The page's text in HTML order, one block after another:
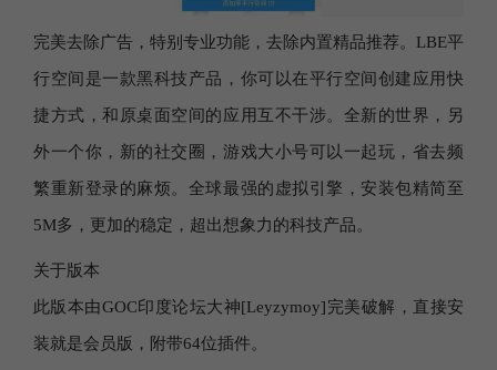
完美去除广告，特别专业功能，去除内置精品推荐。LBE平
行空间是一款黑科技产品，你可以在平行空间创建应用快
捷方式，和原桌面空间的应用互不干涉。全新的世界，另
外一个你，新的社交圈，游戏大小号可以一起玩，省去频
繁重新登录的麻烦。全球最强的虚拟引擎，安装包精简至
5M多，更加的稳定，超出想象力的科技产品。
关于版本
此版本由GOC印度论坛大神[Leyzymoy]完美破解，直接安
装就是会员版，附带64位插件。